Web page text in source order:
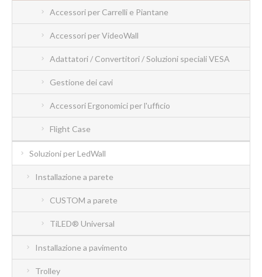
Accessori per Carrelli e Piantane
Accessori per VideoWall
Adattatori / Convertitori / Soluzioni speciali VESA
Gestione dei cavi
Accessori Ergonomici per l'ufficio
Flight Case
Soluzioni per LedWall
Installazione a parete
CUSTOM a parete
TiLED® Universal
Installazione a pavimento
Trolley